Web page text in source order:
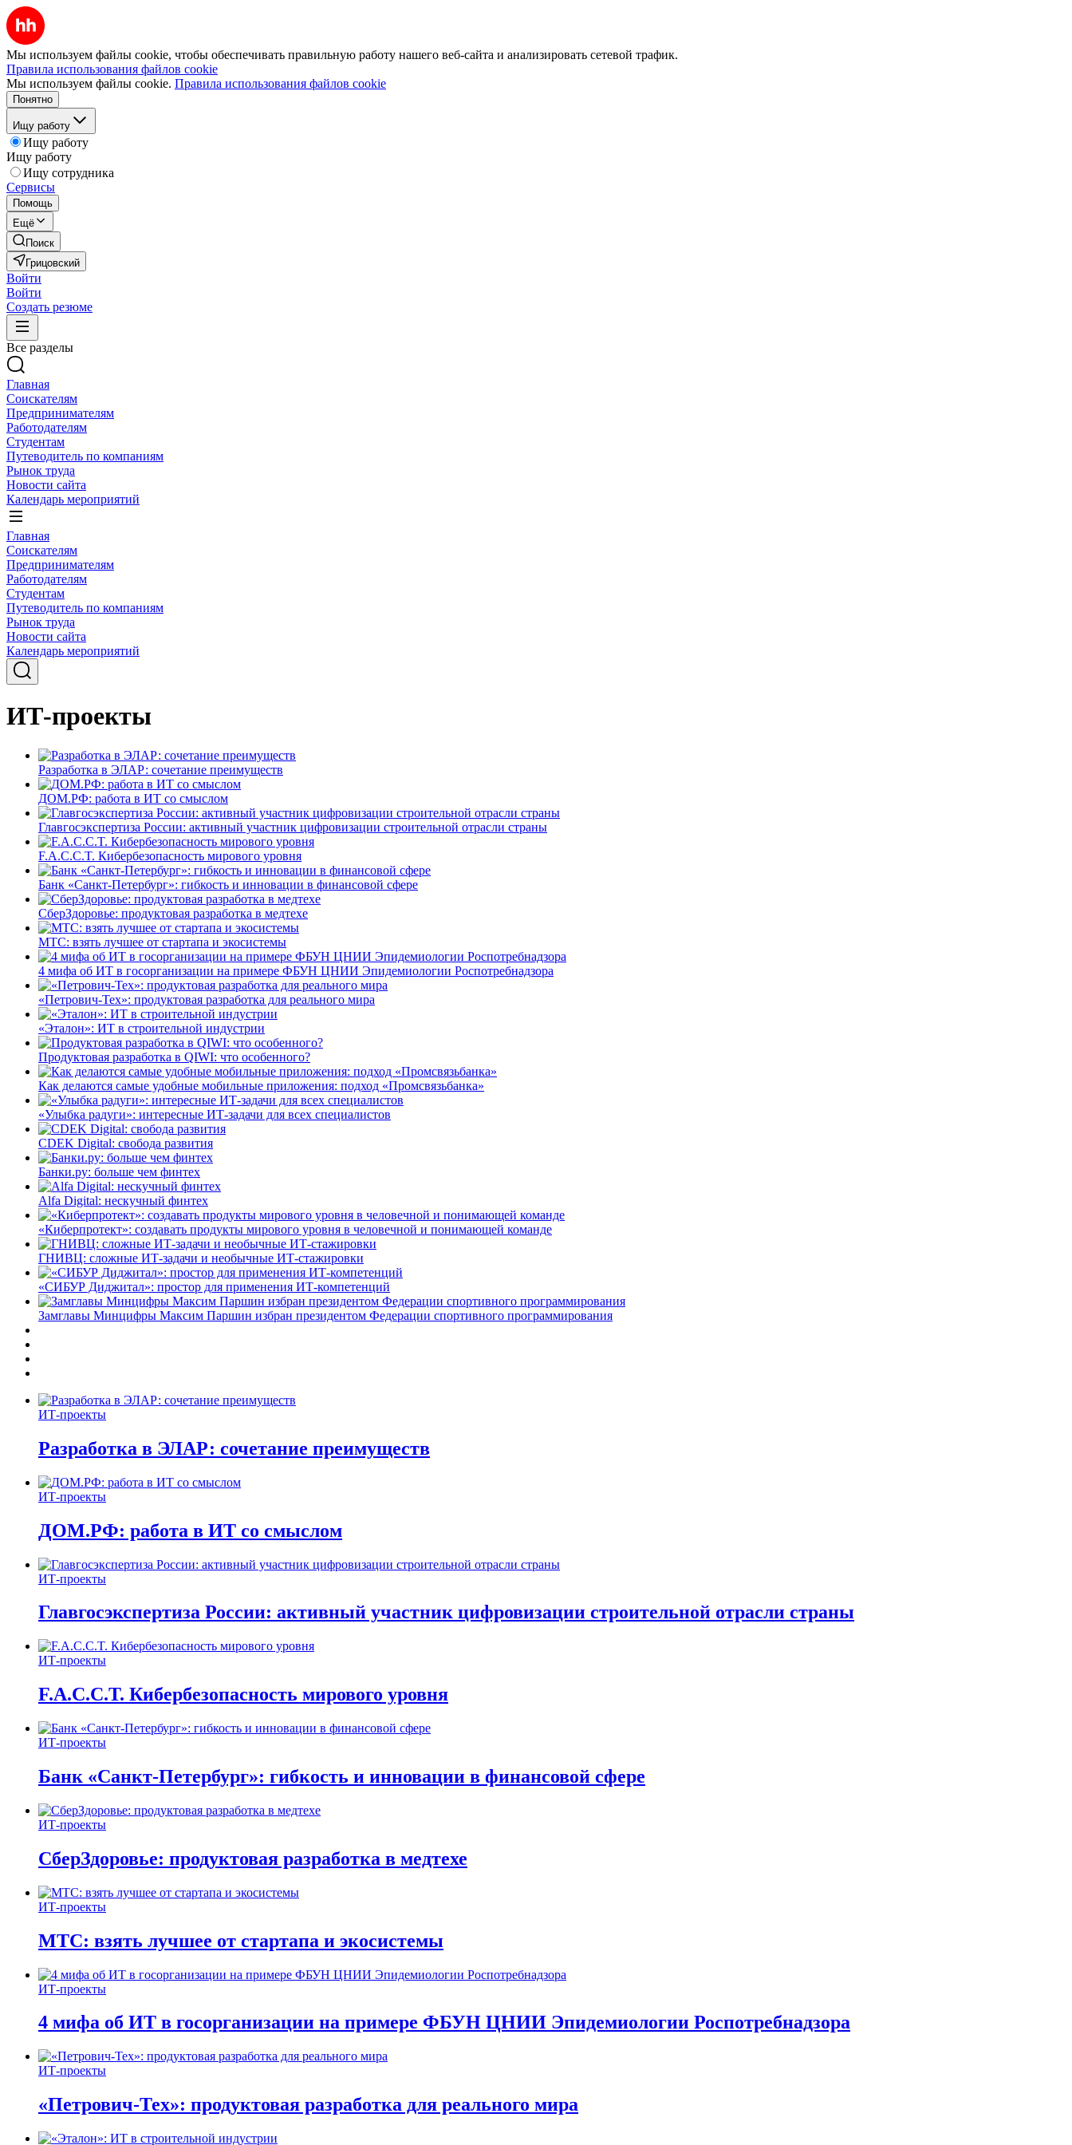
Мы используем файлы cookie, чтобы обеспечивать правильную работу нашего веб-сайта и анализировать сетевой трафик.
Правила использования файлов cookie
Мы используем файлы cookie. Правила использования файлов cookie
Понятно
Ищу работу
Ищу работу
Ищу работу
Ищу сотрудника
Сервисы
Помощь
Ещё
Поиск
Грицовский
Войти
Войти
Создать резюме
Все разделы
Главная
Соискателям
Предпринимателям
Работодателям
Студентам
Путеводитель по компаниям
Рынок труда
Новости сайта
Календарь мероприятий
Главная
Соискателям
Предпринимателям
Работодателям
Студентам
Путеводитель по компаниям
Рынок труда
Новости сайта
Календарь мероприятий
ИТ-проекты
Разработка в ЭЛАР: сочетание преимуществ
ДОМ.РФ: работа в ИТ со смыслом
Главгосэкспертиза России: активный участник цифровизации строительной отрасли страны
F.A.C.C.T. Кибербезопасность мирового уровня
Банк «Санкт-Петербург»: гибкость и инновации в финансовой сфере
СберЗдоровье: продуктовая разработка в медтехе
МТС: взять лучшее от стартапа и экосистемы
4 мифа об ИТ в госорганизации на примере ФБУН ЦНИИ Эпидемиологии Роспотребнадзора
«Петрович-Тех»: продуктовая разработка для реального мира
«Эталон»: ИТ в строительной индустрии
Продуктовая разработка в QIWI: что особенного?
Как делаются самые удобные мобильные приложения: подход «Промсвязьбанка»
«Улыбка радуги»: интересные ИТ-задачи для всех специалистов
CDEK Digital: свобода развития
Банки.ру: больше чем финтех
Alfa Digital: нескучный финтех
«Киберпротект»: создавать продукты мирового уровня в человечной и понимающей команде
ГНИВЦ: сложные ИТ‑задачи и необычные ИТ‑стажировки
«СИБУР Диджитал»: простор для применения ИТ-компетенций
Замглавы Минцифры Максим Паршин избран президентом Федерации спортивного программирования
ИТ-проекты
Разработка в ЭЛАР: сочетание преимуществ
ИТ-проекты
ДОМ.РФ: работа в ИТ со смыслом
ИТ-проекты
Главгосэкспертиза России: активный участник цифровизации строительной отрасли страны
ИТ-проекты
F.A.C.C.T. Кибербезопасность мирового уровня
ИТ-проекты
Банк «Санкт-Петербург»: гибкость и инновации в финансовой сфере
ИТ-проекты
СберЗдоровье: продуктовая разработка в медтехе
ИТ-проекты
МТС: взять лучшее от стартапа и экосистемы
ИТ-проекты
4 мифа об ИТ в госорганизации на примере ФБУН ЦНИИ Эпидемиологии Роспотребнадзора
ИТ-проекты
«Петрович-Тех»: продуктовая разработка для реального мира